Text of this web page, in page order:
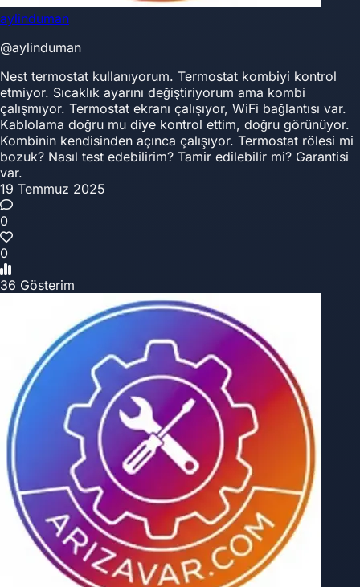
aylinduman
@aylinduman
Nest termostat kullanıyorum. Termostat kombiyi kontrol
etmiyor. Sıcaklık ayarını değiştiriyorum ama kombi
çalışmıyor. Termostat ekranı çalışıyor, WiFi bağlantısı var.
Kablolama doğru mu diye kontrol ettim, doğru görünüyor.
Kombinin kendisinden açınca çalışıyor. Termostat rölesi mi
bozuk? Nasıl test edebilirim? Tamir edilebilir mi? Garantisi
var.
19 Temmuz 2025
0
0
36 Gösterim